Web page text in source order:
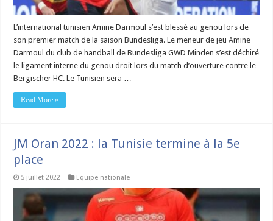
L’international tunisien Amine Darmoul s’est blessé au genou lors de
son premier match de la saison Bundesliga. Le meneur de jeu Amine
Darmoul du club de handball de Bundesliga GWD Minden s’est déchiré
le ligament interne du genou droit lors du match d’ouverture contre le
Bergischer HC. Le Tunisien sera …
Read More »
JM Oran 2022 : la Tunisie termine à la 5e
place
5 juillet 2022 Equipe nationale